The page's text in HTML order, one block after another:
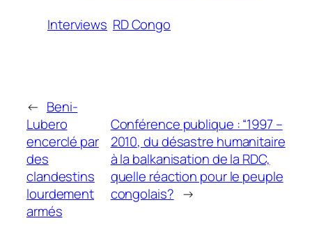
Interviews RD Congo
← Beni-
Lubero
encerclé par
des
clandestins
lourdement
armés
Conférence publique : “1997 –
2010, du désastre humanitaire
à la balkanisation de la RDC,
quelle réaction pour le peuple
congolais? →